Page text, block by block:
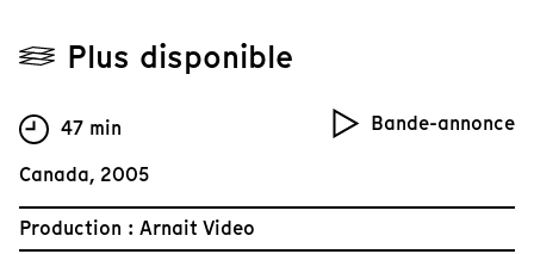
Plus disponible
Bande-annonce
47 min
Canada, 2005
Production : Arnait Video